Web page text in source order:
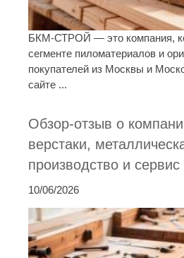
БКМ-СТРОЙ — это компания,
сегменте пиломатериалов и
покупателей из Москвы и
сайте ...
Обзор-отзыв о
верстаки,
производство и сервис
10/06/2026